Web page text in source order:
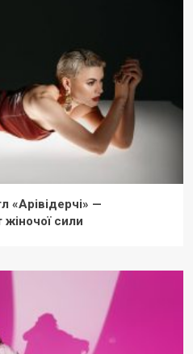
«Арівідерчі» —
сили